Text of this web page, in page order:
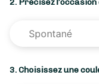
2. Précisez
3. Choisissez une